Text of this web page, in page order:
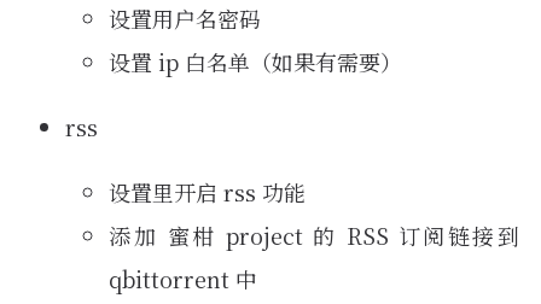
设置用户名密码
设置 ip 白名单（如果有需要）
rss
设置里开启 rss 功能
添加 蜜柑 project 的 RSS 订阅链接到
qbittorrent 中